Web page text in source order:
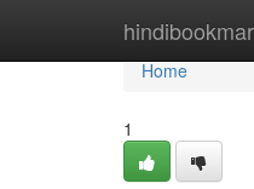
Home
Home
1